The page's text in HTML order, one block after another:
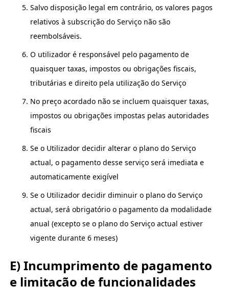
Salvo disposição legal em contrário, os valores pagos
relativos à subscrição do Serviço não são
reembolsáveis.
O utilizador é responsável pelo pagamento de
quaisquer taxas, impostos ou obrigações fiscais,
tributárias e direito pela utilização do Serviço
No preço acordado não se incluem quaisquer taxas,
impostos ou obrigações impostas pelas autoridades
fiscais
Se o Utilizador decidir alterar o plano do Serviço
actual, o pagamento desse serviço será imediata e
automaticamente exigível
Se o Utilizador decidir diminuir o plano do Serviço
actual, será obrigatório o pagamento da modalidade
anual (excepto se o plano do Serviço actual estiver
vigente durante 6 meses)
E) Incumprimento de pagamento
e limitação de funcionalidades